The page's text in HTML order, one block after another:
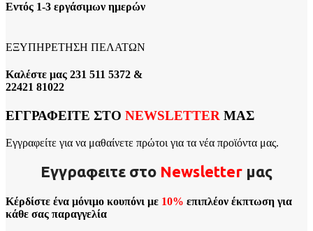
Εντός 1-3 εργάσιμων ημερών
ΕΞΥΠΗΡΕΤΗΣΗ ΠΕΛΑΤΩΝ
Καλέστε μας 231 511 5372 &
22421 81022
ΕΓΓΡΑΦΕΙΤΕ ΣΤΟ NEWSLETTER ΜΑΣ
Εγγραφείτε για να μαθαίνετε πρώτοι για τα νέα προϊόντα μας.
Εγγραφειτε στο Νewsletter μας
Κέρδίστε ένα μόνιμο κουπόνι με 10% επιπλέον έκπτωση για
κάθε σας παραγγελία